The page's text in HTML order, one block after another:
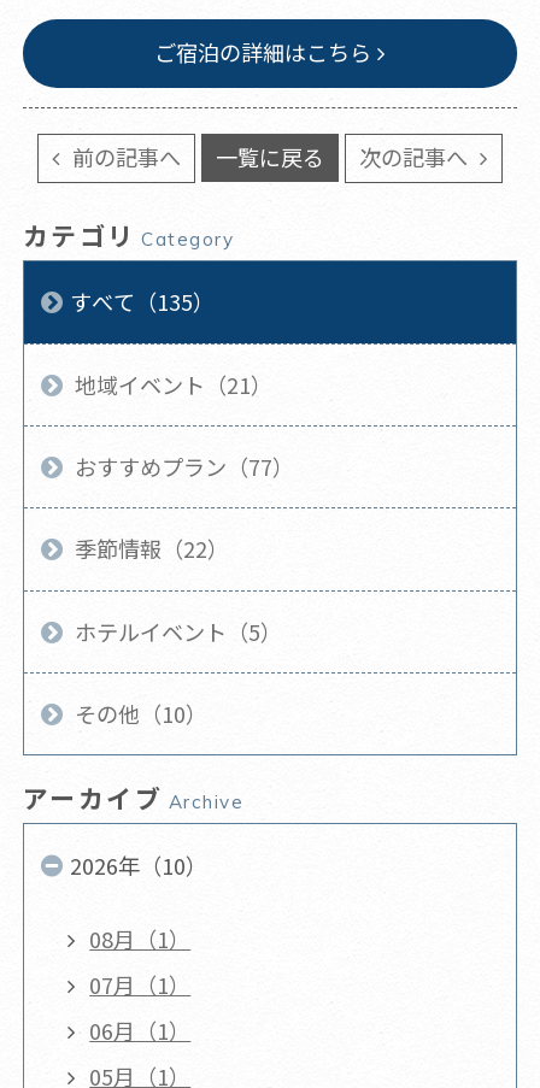
ご宿泊の詳細はこちら
前の記事へ 一覧に戻る 次の記事へ
カテゴリ Category
すべて（135）
地域イベント（21）
おすすめプラン（77）
季節情報（22）
ホテルイベント（5）
その他（10）
アーカイブ Archive
2026年（10）
08月（1）
07月（1）
06月（1）
05月（1）